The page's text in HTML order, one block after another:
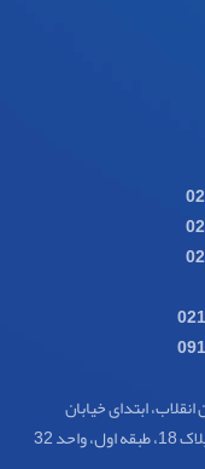
ابتدای خیابان
32